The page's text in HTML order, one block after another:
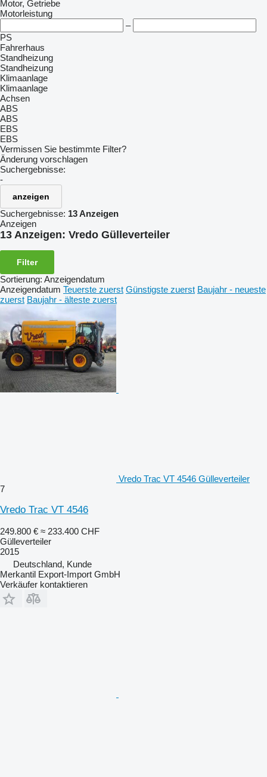
Motor, Getriebe
Motorleistung
–
PS
Fahrerhaus
Standheizung
Standheizung
Klimaanlage
Klimaanlage
Achsen
ABS
ABS
EBS
EBS
Vermissen Sie bestimmte Filter?
Änderung vorschlagen
Suchergebnisse:
-
anzeigen
Suchergebnisse: 13 Anzeigen
Anzeigen
13 Anzeigen: Vredo Gülleverteiler
Filter
Sortierung: Anzeigendatum
Anzeigendatum Teuerste zuerst Günstigste zuerst Baujahr - neueste
zuerst Baujahr - älteste zuerst
Vredo Trac VT 4546 Gülleverteiler
7
Vredo Trac VT 4546
249.800 € ≈ 233.400 CHF
Gülleverteiler
2015
Deutschland, Kunde
Merkantil Export-Import GmbH
Verkäufer kontaktieren